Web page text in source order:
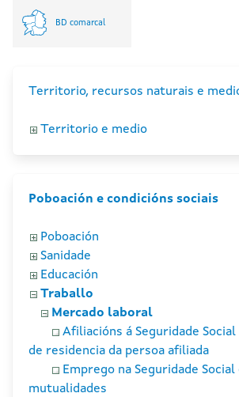
BD comarcal
Territorio, recursos naturais e
Territorio e medio
Poboación e condicións sociais
Poboación
Sanidade
Educación
Traballo
Mercado laboral
Afiliacións á Seguridade
de residencia da persoa afiliada
Emprego na Seguridade Social
mutualidades